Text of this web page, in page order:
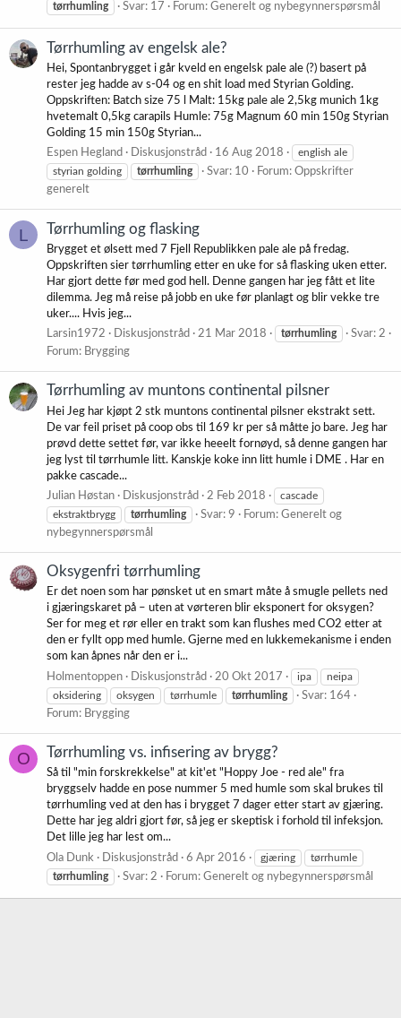
tørrhumling
Svar: 17 Forum: Generelt og nybegynnerspørsmål
Tørrhumling av engelsk ale?
Hei, Spontanbrygget i går kveld en engelsk pale ale (?) basert på
rester jeg hadde av s-04 og en shit load med Styrian Golding.
Oppskriften: Batch size 75 l Malt: 15kg pale ale 2,5kg munich 1kg
hvetemalt 0,5kg carapils Humle: 75g Magnum 60 min 150g Styrian
Golding 15 min 150g Styrian...
Espen Hegland
Diskusjonstråd 16 Aug 2018
english ale
styrian golding
tørrhumling Svar: 10 Forum: Oppskrifter
generelt
L Tørrhumling og flasking
Brygget et ølsett med 7 Fjell Republikken pale ale på fredag.
Oppskriften sier tørrhumling etter en uke for så flasking uken etter.
Har gjort dette før med god hell. Denne gangen har jeg fått et lite
dilemma. Jeg må reise på jobb en uke før planlagt og blir vekke tre
uker.... Hvis jeg...
Larsin1972
Diskusjonstråd 21 Mar 2018 tørrhumling
Svar: 2
Forum: Brygging
Tørrhumling av muntons continental pilsner
Hei Jeg har kjøpt 2 stk muntons continental pilsner ekstrakt sett.
De var feil priset på coop obs til 169 kr per så måtte jo bare. Jeg har
prøvd dette settet før, var ikke heeelt fornøyd, så denne gangen har
jeg lyst til tørrhumle litt. Kanskje koke inn litt humle i DME . Har en
pakke cascade...
Julian Høstan
Diskusjonstråd 2 Feb 2018
cascade
ekstraktbrygg
tørrhumling Svar: 9 Forum: Generelt og
nybegynnerspørsmål
Oksygenfri tørrhumling
Er det noen som har pønsket ut en smart måte å smugle pellets ned
i gjæringskaret på – uten at vørteren blir eksponert for oksygen?
Ser for meg et rør eller en trakt som kan flushes med CO2 etter at
den er fyllt opp med humle. Gjerne med en lukkemekanisme i enden
som kan åpnes når den er i...
Holmentoppen
Diskusjonstråd 20 Okt 2017 ipa
neipa
oksidering
oksygen tørrhumle tørrhumling
Svar: 164
Forum: Brygging
O Tørrhumling vs. infisering av brygg?
Så til "min forskrekkelse" at kit'et "Hoppy Joe - red ale" fra
bryggselv hadde en pose nummer 5 med humle som skal brukes til
tørrhumling ved at den has i brygget 7 dager etter start av gjæring.
Dette har jeg aldri gjort før, så jeg er skeptisk i forhold til infeksjon.
Det lille jeg har lest om...
Ola Dunk
Diskusjonstråd 6 Apr 2016 gjæring
tørrhumle
tørrhumling
Svar: 2 Forum: Generelt og nybegynnerspørsmål